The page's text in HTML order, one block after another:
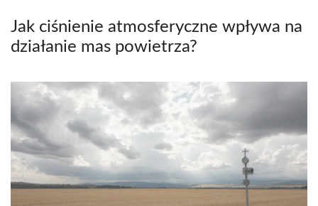
Jak ciśnienie atmosferyczne wpływa na
działanie mas powietrza?